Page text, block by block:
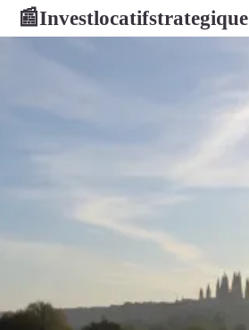
📰Investlocatifstrategique